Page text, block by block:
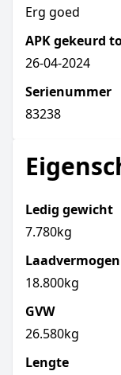
Erg goed
APK gekeurd
26-04-2024
Serienummer
83238
Ledig gewicht
7.780kg
Laadvermogen
18.800kg
GVW
26.580kg
Lengte